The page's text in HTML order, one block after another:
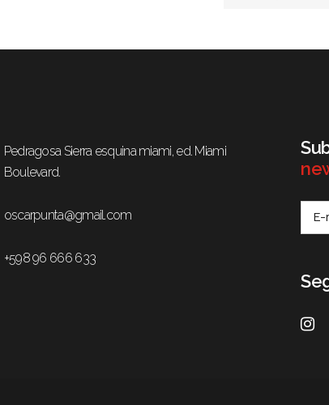
Pedragosa Sierra esquina miami, ed. Miami
Boulevard.
oscarpunta@gmail.com
+598 96 666 633